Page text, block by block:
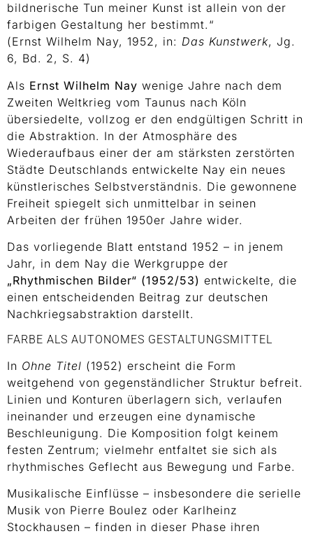
bildnerische Tun meiner Kunst ist allein von der
farbigen Gestaltung her bestimmt.“
(Ernst Wilhelm Nay, 1952, in: Das Kunstwerk, Jg.
6, Bd. 2, S. 4)
Als Ernst Wilhelm Nay wenige Jahre nach dem
Zweiten Weltkrieg vom Taunus nach Köln
übersiedelte, vollzog er den endgültigen Schritt in
die Abstraktion. In der Atmosphäre des
Wiederaufbaus einer der am stärksten zerstörten
Städte Deutschlands entwickelte Nay ein neues
künstlerisches Selbstverständnis. Die gewonnene
Freiheit spiegelt sich unmittelbar in seinen
Arbeiten der frühen 1950er Jahre wider.
Das vorliegende Blatt entstand 1952 – in jenem
Jahr, in dem Nay die Werkgruppe der
„Rhythmischen Bilder“ (1952/53) entwickelte, die
einen entscheidenden Beitrag zur deutschen
Nachkriegsabstraktion darstellt.
FARBE ALS AUTONOMES GESTALTUNGSMITTEL
In Ohne Titel (1952) erscheint die Form
weitgehend von gegenständlicher Struktur befreit.
Linien und Konturen überlagern sich, verlaufen
ineinander und erzeugen eine dynamische
Beschleunigung. Die Komposition folgt keinem
festen Zentrum; vielmehr entfaltet sie sich als
rhythmisches Geflecht aus Bewegung und Farbe.
Musikalische Einflüsse – insbesondere die serielle
Musik von Pierre Boulez oder Karlheinz
Stockhausen – finden in dieser Phase ihren